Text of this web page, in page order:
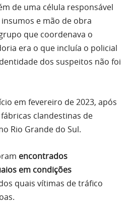
de uma célula responsável
e mão de obra
que coordenava o
era o que incluía o policial
dos suspeitos não foi
em fevereiro de 2023, após
clandestinas de
Rio Grande do Sul.
encontrados
em condições
quais vítimas de tráfico